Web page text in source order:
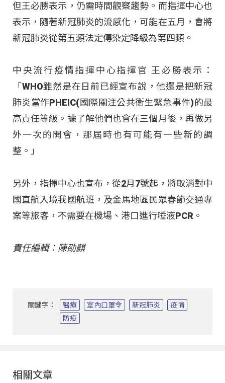
但王必勝表示，仍需時間觀察趨勢。而指揮中心也
表示，隨著新冠肺炎的流感化，可能在五月，會將
新冠肺炎從第五類法定傳染定降級為第四類。
中央流行疫情指揮中心指揮官 王必勝表示：
「WHO雖然是在日前已經宣布說，他還是把新冠
肺炎當作PHEIC(國際關注公共衛生緊急事件)的最
高責任等級。據了解他們也會在三個月後，再做另
外一次的開會，那屆時也有可能有一些新的調
整。」
另外，指揮中心也宣布，從2月7號起，將取消對中
國直航入境我國航班，及金馬地區民眾春節交通專
案等旅客，不需要在機場、港口進行唾液PCR。
責任編輯：陳劭麒
關鍵字： 醫療 室內口罩令 新冠肺炎
疫情
防疫
相關文章